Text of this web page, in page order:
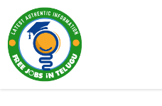
content